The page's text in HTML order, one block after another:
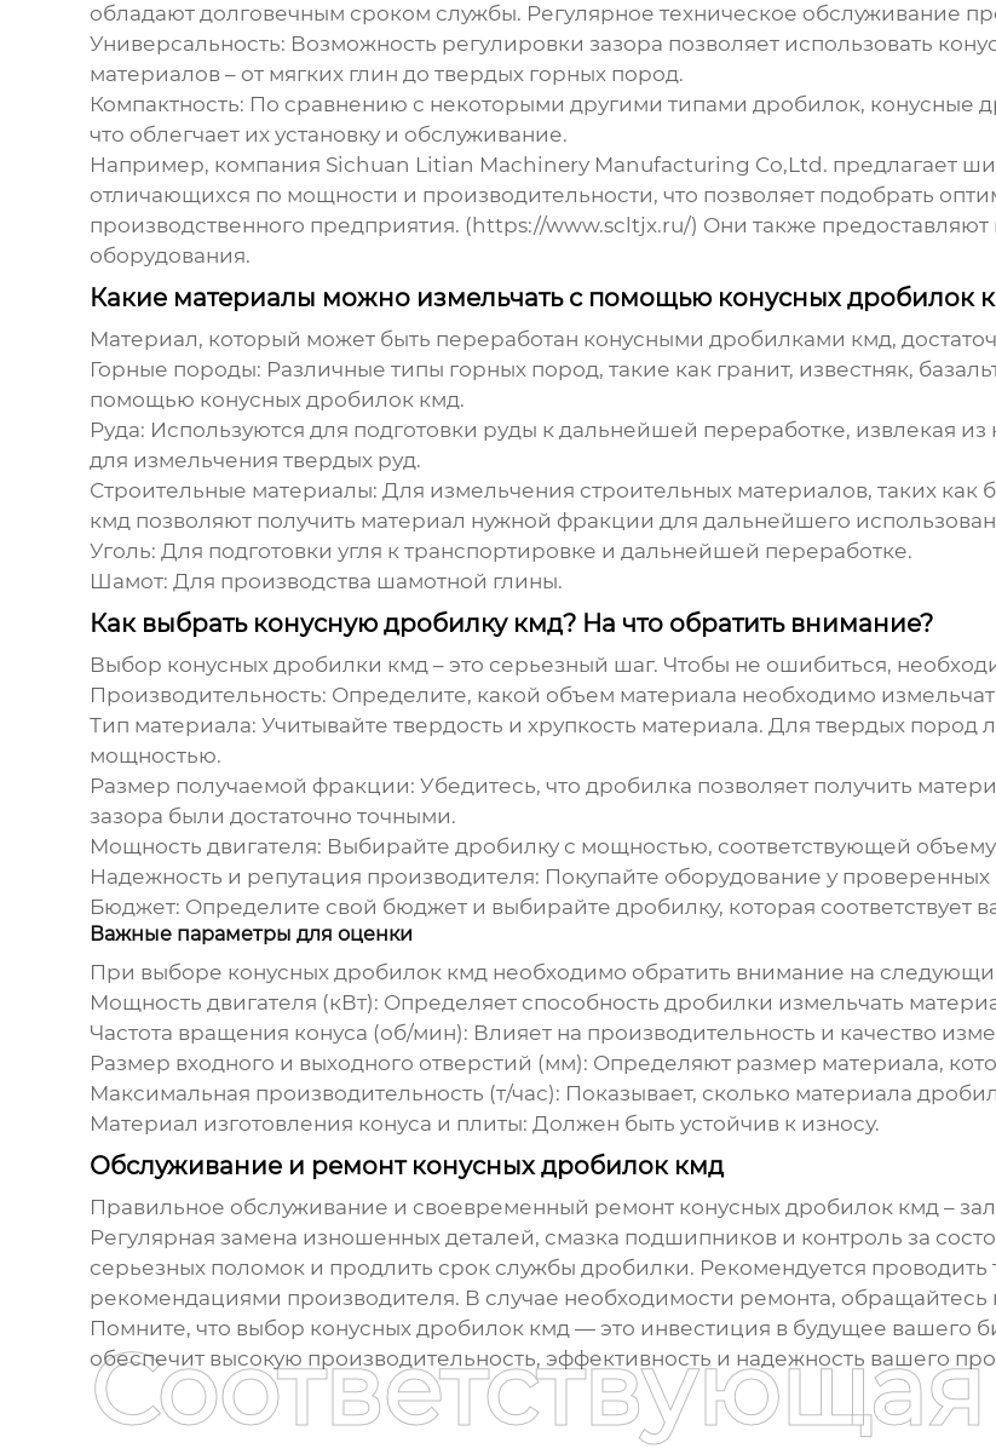
обладают долговечным сроком службы. Регулярное техническое обслуживание
Универсальность: Возможность регулировки зазора позволяет использовать
материалов – от мягких глин до твердых горных пород.
Компактность: По сравнению с некоторыми другими типами дробилок, конусные
что облегчает их установку и обслуживание.
Например, компания Sichuan Litian Machinery Manufacturing Co,Ltd. предлагает
отличающихся по мощности и производительности, что позволяет подобрать
производственного предприятия. (https://www.scltjx.ru/) Они также
оборудования.
Какие материалы можно измельчать с помощью конусных дробилок
Материал, который может быть переработан конусными дробилками кмд,
Горные породы: Различные типы горных пород, такие как гранит, известняк,
помощью конусных дробилок кмд.
Руда: Используются для подготовки руды к дальнейшей переработке, извлекая
для измельчения твердых руд.
Строительные материалы: Для измельчения строительных материалов, таких как
кмдпозволяют получить материал нужной фракции для дальнейшего
Уголь: Для подготовки угля к транспортировке и дальнейшей переработке.
Шамот: Для производства шамотной глины.
Как выбрать конусную дробилку кмд? На что обратить внимание?
Выбор конусных дробилки кмд– это серьезный шаг. Чтобы не ошибиться,
Производительность: Определите, какой объем материала необходимо
Тип материала: Учитывайте твердость и хрупкость материала. Для твердых
мощностью.
Размер получаемой фракции: Убедитесь, что дробилка позволяет получить
зазора были достаточно точными.
Мощность двигателя: Выбирайте дробилку с мощностью, соответствующей
Надежность и репутация производителя: Покупайте оборудование у
Бюджет: Определите свой бюджет и выбирайте дробилку, которая
Важные параметры для оценки
При выборе конусных дробилок кмднеобходимо обратить внимание на
Мощность двигателя (кВт): Определяет способность дробилки измельчать
Частота вращения конуса (об/мин): Влияет на производительность и качество
Размер входного и выходного отверстий (мм): Определяют размер материала,
Максимальная производительность (т/час): Показывает, сколько материала
Материал изготовления конуса и плиты: Должен быть устойчив к износу.
Обслуживание и ремонт конусных дробилок кмд
Правильное обслуживание и своевременный ремонт конусных дробилок кмд–
Регулярная замена изношенных деталей, смазка подшипников и контроль за
серьезных поломок и продлить срок службы дробилки. Рекомендуется проводить
рекомендациями производителя. В случае необходимости ремонта,
Помните, что выбор конусных дробилок кмд— это инвестиция в будущее вашего
обеспечит высокую производительность, эффективность и надежность вашего
Соответствующая